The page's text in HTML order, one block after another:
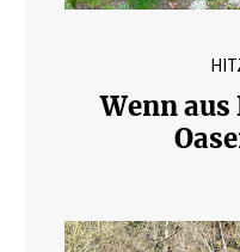
Wenn